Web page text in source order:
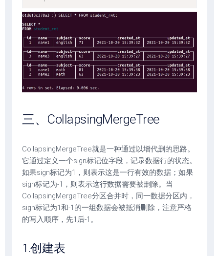
三、CollapsingMergeTree
CollapsingMergeTree就是一种通过以增代删的思路。
它通过定义一个sign标记位字段，记录数据行的状态。
如果sign标记为1，则表示这是一行有效的数据；如果
sign标记为-1，则表示这行数据需要被删除。当
CollapsingMergeTree分区合并时，同一数据分区内，
sign标记为1和-1的一组数据会被抵消删除，注意严格
的写入顺序，先1后-1。
1.创建表